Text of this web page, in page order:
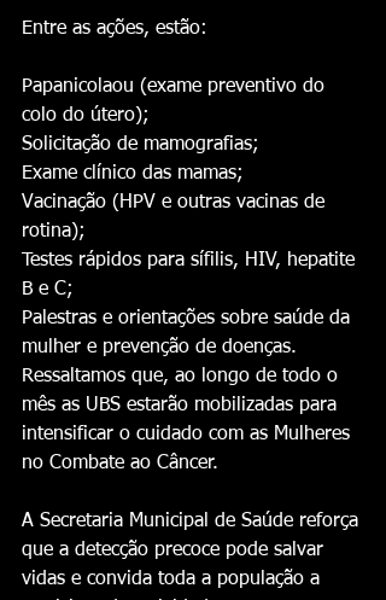
Entre as ações, estão:
Papanicolaou (exame preventivo do
colo do útero);
Solicitação de mamografias;
Exame clínico das mamas;
Vacinação (HPV e outras vacinas de
rotina);
Testes rápidos para sífilis, HIV, hepatite
B e C;
Palestras e orientações sobre saúde da
mulher e prevenção de doenças.
Ressaltamos que, ao longo de todo o
mês as UBS estarão mobilizadas para
intensificar o cuidado com as Mulheres
no Combate ao Câncer.
A Secretaria Municipal de Saúde reforça
que a detecção precoce pode salvar
vidas e convida toda a população a